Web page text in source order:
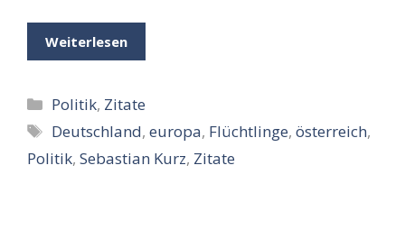
Weiterlesen
Kategorien
Politik, Zitate
Schlagwörter
Deutschland,europa, Flüchtlinge,österreich,
Politik, Sebastian Kurz, Zitate